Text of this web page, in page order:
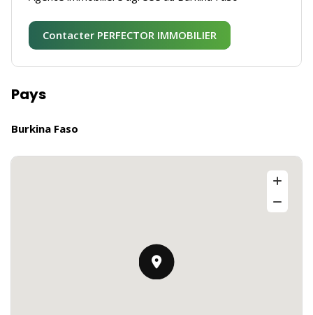
Contacter PERFECTOR IMMOBILIER
Pays
Burkina Faso